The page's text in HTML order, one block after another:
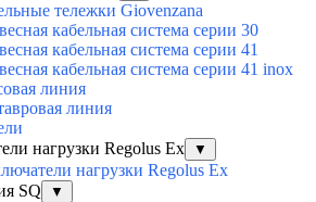
тележки Giovenzana
кабельная система серии 30
кабельная система серии 41
кабельная система серии 41 inox
линия
линия
нагрузки Regolus Ex
▼
нагрузки Regolus Ex
SQ
▼